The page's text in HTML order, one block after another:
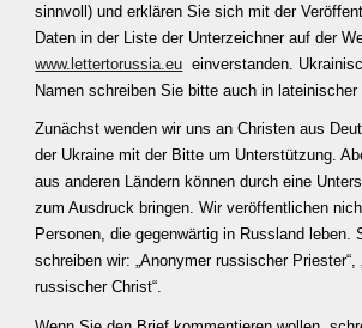
sinnvoll) und erklären Sie sich mit der
Daten in der Liste der Unterzeichner auf der
www.lettertorussia.eu einverstanden.
Namen schreiben Sie bitte auch in lateinischer
Zunächst wenden wir uns an Christen aus
der Ukraine mit der Bitte um Unterstützung.
aus anderen Ländern können durch eine
zum Ausdruck bringen. Wir veröffentlichen
Personen, die gegenwärtig in Russland leben.
schreiben wir: „Anonymer russischer Priester“,
russischer Christ“.